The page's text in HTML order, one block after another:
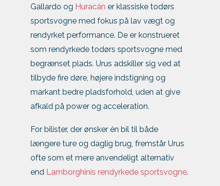
Gallardo og Huracán er klassiske todørs
sportsvogne med fokus på lav vægt og
rendyrket performance. De er konstrueret
som rendyrkede todørs sportsvogne med
begrænset plads. Urus adskiller sig ved at
tilbyde fire døre, højere indstigning og
markant bedre pladsforhold, uden at give
afkald på power og acceleration.
For bilister, der ønsker én bil til både
længere ture og daglig brug, fremstår Urus
ofte som et mere anvendeligt alternativ
end Lamborghinis rendyrkede sportsvogne.